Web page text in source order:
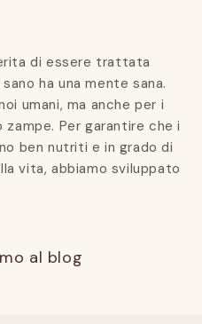
di essere trattata
ha una mente sana.
umani, ma anche per i
Per garantire che i
ben nutriti e in grado di
vita, abbiamo sviluppato
al blog